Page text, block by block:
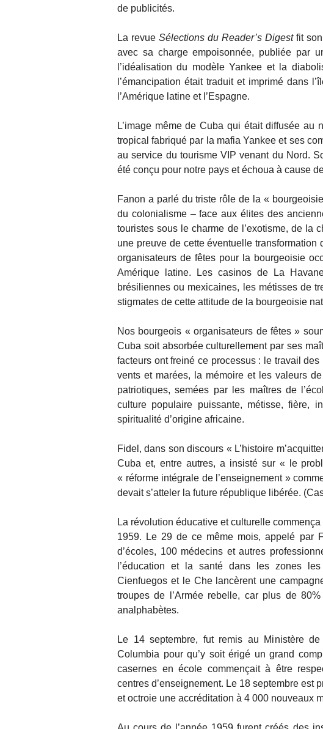
de publicités.
La revue Sélections du Reader’s Digestfit son
avec sa charge empoisonnée, publiée par
l’idéalisation du modèle Yankee et la
l’émancipation était traduit et imprimé dans
l’Amérique latine et l’Espagne.
L’image même de Cuba qui était diffusée
tropical fabriqué par la mafia Yankee et ses
au service du tourisme VIP venant du Nord.
été conçu pour notre pays et échoua à cause
Fanon a parlé du triste rôle de la «
du colonialisme – face aux élites des
touristes sous le charme de l’exotisme, de la
une preuve de cette éventuelle
organisateurs de fêtes pour la bourgeoisie
Amérique latine. Les casinos de La
brésiliennes ou mexicaines, les métisses de
stigmates de cette attitude de la bourgeoisie
Nos bourgeois « organisateurs de fêtes »
Cuba soit absorbée culturellement par ses
facteurs ont freiné ce processus : le travail
vents et marées, la mémoire et les valeurs
patriotiques, semées par les maîtres de
culture populaire puissante, métisse, fière,
spiritualité d’origine africaine.
Fidel, dans son discours « L’histoire
Cuba et, entre autres, a insisté sur « le
« réforme intégrale de l’enseignement »
devait s’atteler la future république libérée.
La révolution éducative et culturelle
1959. Le 29 de ce même mois, appelé par
d’écoles, 100 médecins et autres
l’éducation et la santé dans les zones
Cienfuegos et le Che lancèrent une
troupes de l’Armée rebelle, car plus de
analphabètes.
Le 14 septembre, fut remis au Ministère de
Columbia pour qu’y soit érigé un grand
casernes en école commençait à être
centres d’enseignement. Le 18 septembre est
et octroie une accréditation à 4 000 nouveaux